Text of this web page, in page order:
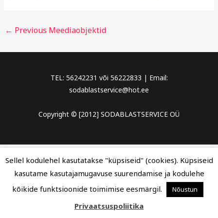
← Previous Meediaobjektid
TEL: 56242231 või 56222833 | Email:
sodablastservice@hot.ee
Copyright © [2012] SODABLASTSERVICE OÜ
Sellel kodulehel kasutatakse "küpsiseid" (cookies). Küpsiseid
kasutame kasutajamugavuse suurendamise ja kodulehe
kõikide funktsioonide toimimise eesmärgil.
Nõustun
Privaatsuspoliitika